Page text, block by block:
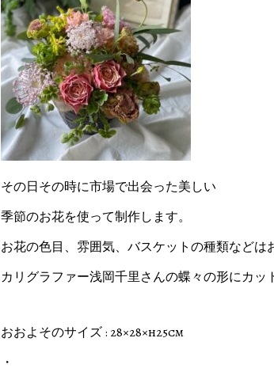
その日その時に市場で出会った美しい
季節のお花を使って制作します。
お花の色目、雰囲気、バスケットの種類などは
カリグラファー浅岡千里さんの蝶々の形にカッ
おおよそのサイズ : 28×28×h25cm
・